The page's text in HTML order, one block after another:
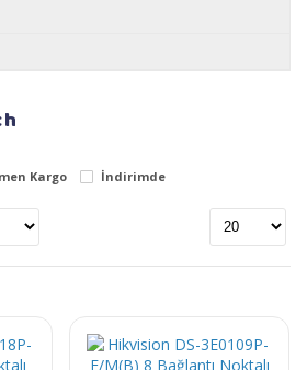
Barracuda ST500DM009 3.5" 500 GB
32 MB SATA 3 NCQ HDD
Kargo İndirimde